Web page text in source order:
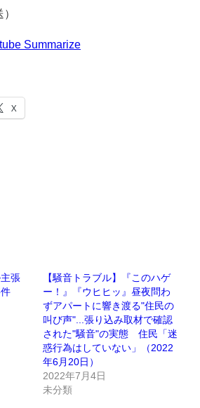
Summarize
X
張
件
【騒音トラブル】『このハゲ
ー！』『ウヒヒッ』昼夜問わ
ずアパートに響き渡る"住民の
叫び声"...張り込み取材で確認
された"騒音"の実態 住民「迷
惑行為はしていない」（2022
年6月20日）
2022年7月4日
未分類